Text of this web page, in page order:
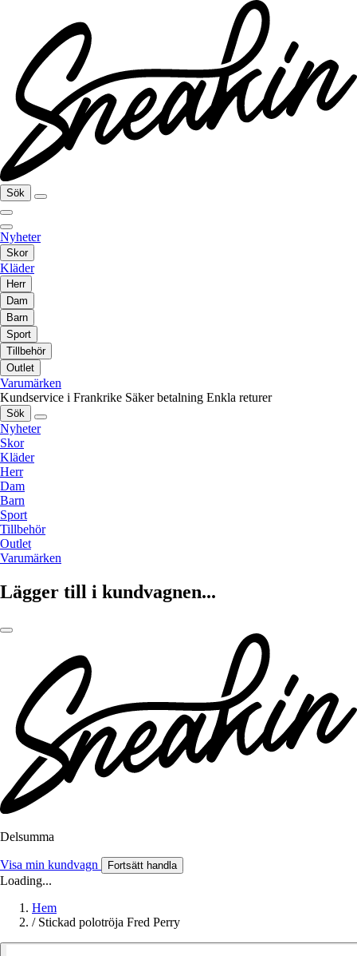
Sök
Nyheter
Skor
Kläder
Herr
Dam
Barn
Sport
Tillbehör
Outlet
Varumärken
Kundservice i Frankrike Säker betalning Enkla returer
Sök
Nyheter
Skor
Kläder
Herr
Dam
Barn
Sport
Tillbehör
Outlet
Varumärken
Lägger till i kundvagnen...
Delsumma
Visa min kundvagn Fortsätt handla
Loading...
Hem
/ Stickad polotröja Fred Perry